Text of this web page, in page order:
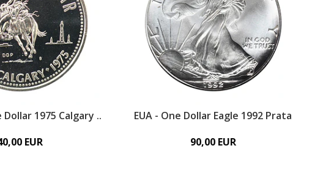
Dollar 1975 Calgary ..
EUR
EUA - One Dollar Eagle 1992 Prata
90,00 EUR